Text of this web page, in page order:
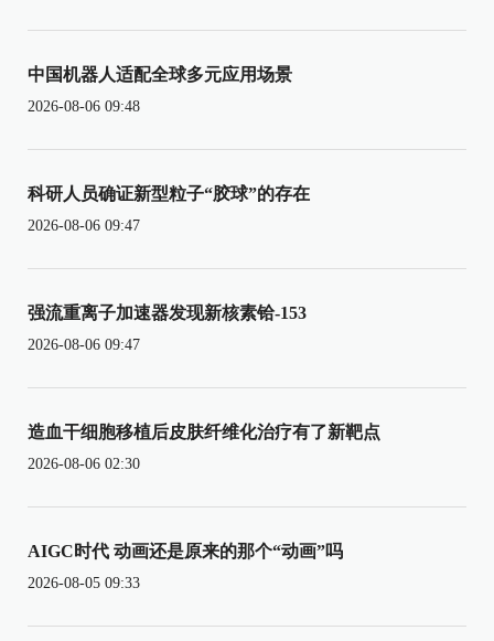
中国机器人适配全球多元应用场景
2026-08-06 09:48
科研人员确证新型粒子“胶球”的存在
2026-08-06 09:47
强流重离子加速器发现新核素铪-153
2026-08-06 09:47
造血干细胞移植后皮肤纤维化治疗有了新靶点
2026-08-06 02:30
AIGC时代 动画还是原来的那个“动画”吗
2026-08-05 09:33